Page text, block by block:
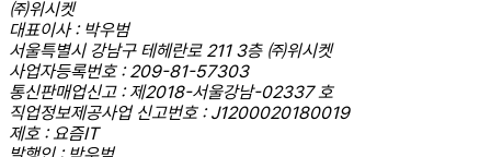
㈜위시켓
대표이사 : 박우범
서울특별시 강남구 테헤란로 211 3층 ㈜위시켓
사업자등록번호 : 209-81-57303
통신판매업신고 : 제2018-서울강남-02337 호
직업정보제공사업 신고번호 : J1200020180019
제호 : 요즘IT